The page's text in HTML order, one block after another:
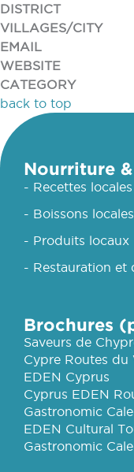
DISTRICT
VILLAGES/CITY
EMAIL
WEBSITE
CATEGORY
back to top
Nourriture
- Recettes locales
- Boissons locales
- Produits locaux
- Restauration et
Brochures
Saveurs de
Cypre Routes du
EDEN Cyprus
Cyprus EDEN
Gastronomic
EDEN Cultural
Gastronomic